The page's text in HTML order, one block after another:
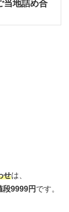
当地詰め合
せは、
段9999円 です。